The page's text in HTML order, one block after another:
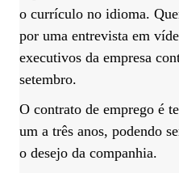
o currículo no idioma.
por uma entrevista em
executivos da empresa
setembro.
O contrato de emprego é
um a três anos, podendo
o desejo da companhia.